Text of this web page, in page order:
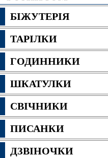
БІЖУТЕРІЯ
ТАРІЛКИ
ГОДИННИКИ
ШКАТУЛКИ
СВІЧНИКИ
ПИСАНКИ
ДЗВІНОЧКИ